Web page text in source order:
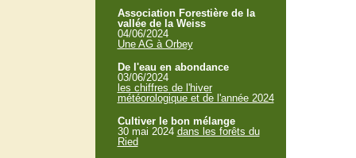
Association Forestière de la
vallée de la Weiss
04/06/2024
Une AG à Orbey
De l'eau en abondance
03/06/2024
les chiffres de l'hiver
météorologique et de l'année 2024
Cultiver le bon mélange
30 mai 2024 dans les forêts du
Ried